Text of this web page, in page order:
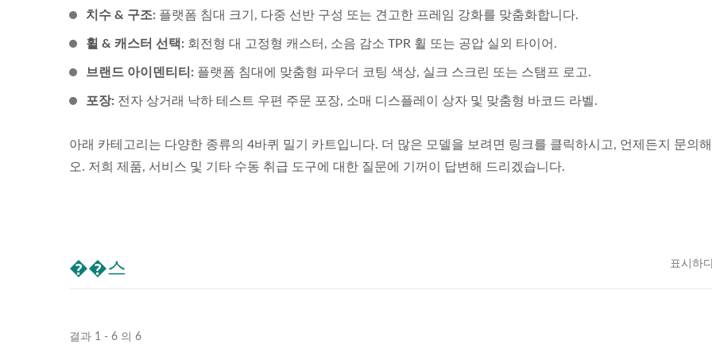
치수 & 구조: 플랫폼 침대 크기, 다중 선반 구성 또는 견고한 프레임 강화를 맞춤화합니다.
휠 & 캐스터 선택: 회전형 대 고정형 캐스터, 소음 감소 TPR 휠 또는 공압 실외 타이어.
브랜드 아이덴티티: 플랫폼 침대에 맞춤형 파우더 코팅 색상, 실크 스크린 또는 스탬프 로고.
포장: 전자 상거래 낙하 테스트 우편 주문 포장, 소매 디스플레이 상자 및 맞춤형 바코드 라벨.
아래 카테고리는 다양한 종류의 4바퀴 밀기 카트입니다. 더 많은 모델을 보려면 링크를 클릭하시고, 언제든지 문의해
오. 저희 제품, 서비스 및 기타 수동 취급 도구에 대한 질문에 기꺼이 답변해 드리겠습니다.
��스 표시하
결과 1 - 6 의 6